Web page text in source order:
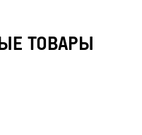
ТОВАРЫ